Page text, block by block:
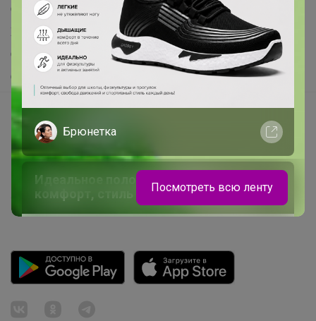
Самое выгодное
Хиты продаж
Самое желанное
Самое быстрое
Начать зарабатывать с 24-ok
Picabox.ru - Лучшее место для ваших изображений
Розыгрыш - Генератор случайных чисел
Пульс нашего маркетплейса
Укорачиватель ссылок
Брюнетка
Идеальное поло для школы —
комфорт, стиль и отличная посадка
Посмотреть всю ленту